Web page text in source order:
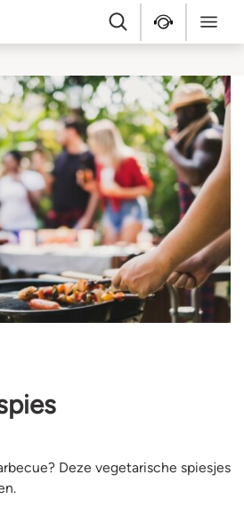
Zoek Service &Menu
Deze vegetarische spiesjes